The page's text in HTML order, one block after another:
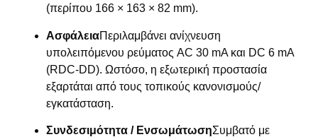
(περίπου 166 × 163 × 82 mm).
ΑσφάλειαΠεριλαμβάνει ανίχνευση
υπολειπόμενου ρεύματος AC 30 mA και DC 6 mA
(RDC-DD). Ωστόσο, η εξωτερική προστασία
εξαρτάται από τους τοπικούς κανονισμούς/
εγκατάσταση.
Συνδεσιμότητα / ΕνσωμάτωσηΣυμβατό με